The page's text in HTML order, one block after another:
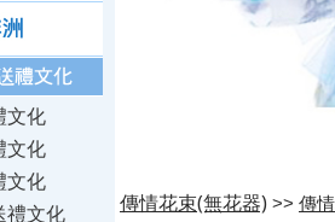
文化
文化
文化
禮文化
傳情花束(無花器) >> 傳